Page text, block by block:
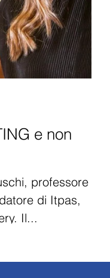
e non
professore
di Itpas,
Il...